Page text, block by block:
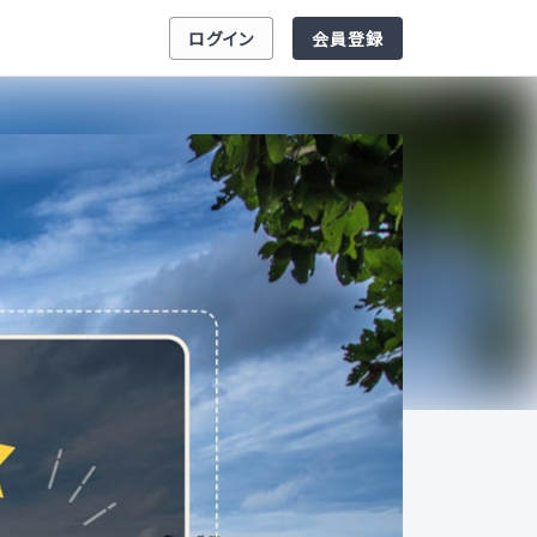
ログイン 会員登録